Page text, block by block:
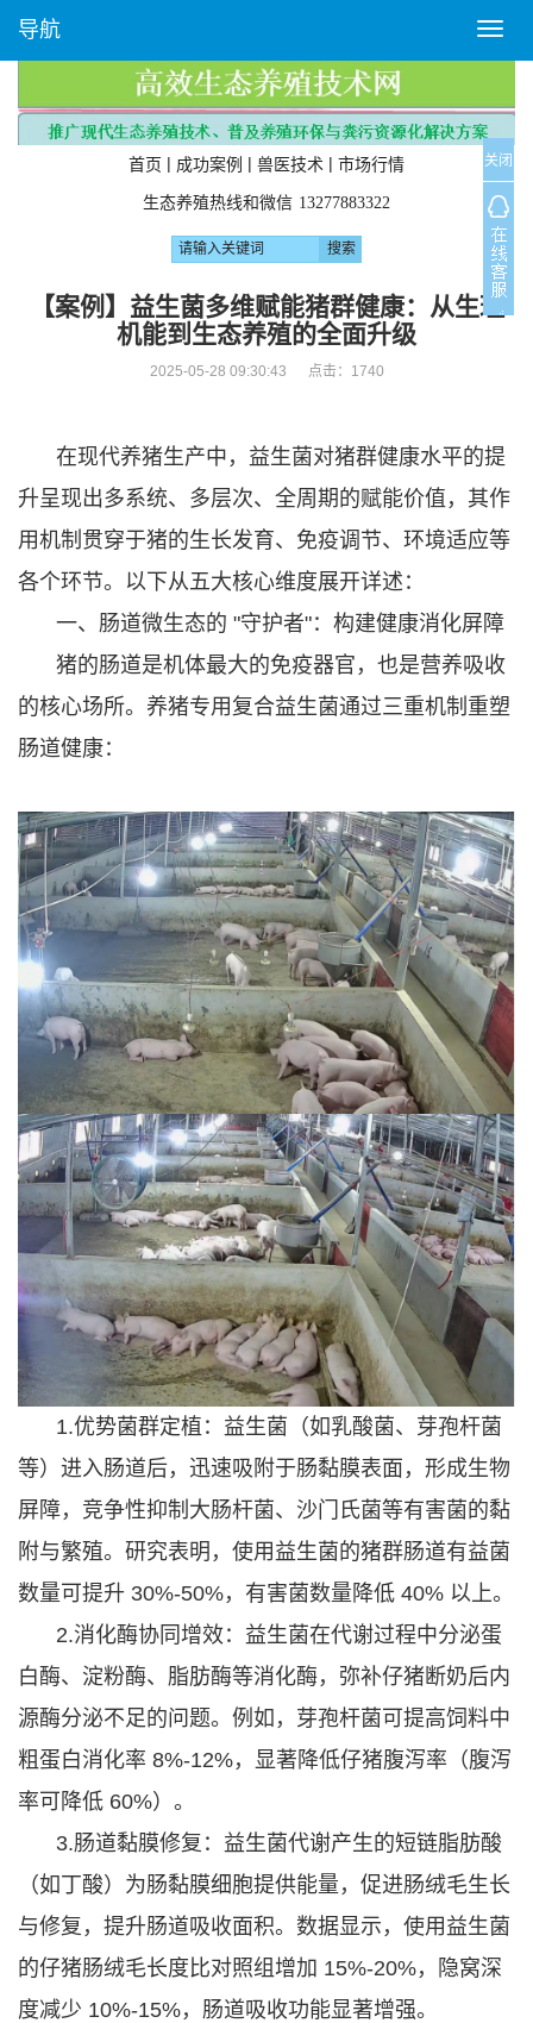
T
o
g
l
e
n
a
v
i
g
a
导航
首页 | 成功案例 | 兽医技术 | 市场行情
生态养殖热线和微信 13277883322
【案例】益生菌多维赋能猪群健康：从生理
机能到生态养殖的全面升级
2025-05-28 09:30:43 点击： 1740
在现代养猪生产中，益生菌对猪群健康水平的提
升呈现出多系统、多层次、全周期的赋能价值，其作
用机制贯穿于猪的生长发育、免疫调节、环境适应等
各个环节。以下从五大核心维度展开详述：
一、肠道微生态的 "守护者"：构建健康消化屏障
猪的肠道是机体最大的免疫器官，也是营养吸收
的核心场所。养猪专用复合益生菌通过三重机制重塑
肠道健康：
1.优势菌群定植：益生菌（如乳酸菌、芽孢杆菌
等）进入肠道后，迅速吸附于肠黏膜表面，形成生物
屏障，竞争性抑制大肠杆菌、沙门氏菌等有害菌的黏
附与繁殖。研究表明，使用益生菌的猪群肠道有益菌
数量可提升 30%-50%，有害菌数量降低 40% 以上。
2.消化酶协同增效：益生菌在代谢过程中分泌蛋
白酶、淀粉酶、脂肪酶等消化酶，弥补仔猪断奶后内
源酶分泌不足的问题。例如，芽孢杆菌可提高饲料中
粗蛋白消化率 8%-12%，显著降低仔猪腹泻率（腹泻
率可降低 60%）。
3.肠道黏膜修复：益生菌代谢产生的短链脂肪酸
（如丁酸）为肠黏膜细胞提供能量，促进肠绒毛生长
与修复，提升肠道吸收面积。数据显示，使用益生菌
的仔猪肠绒毛长度比对照组增加 15%-20%，隐窝深
度减少 10%-15%，肠道吸收功能显著增强。
关闭